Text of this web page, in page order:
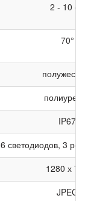
2 - 10 см
70°
IP67
6 светодиодов, 3
1280 х 720
JPEG